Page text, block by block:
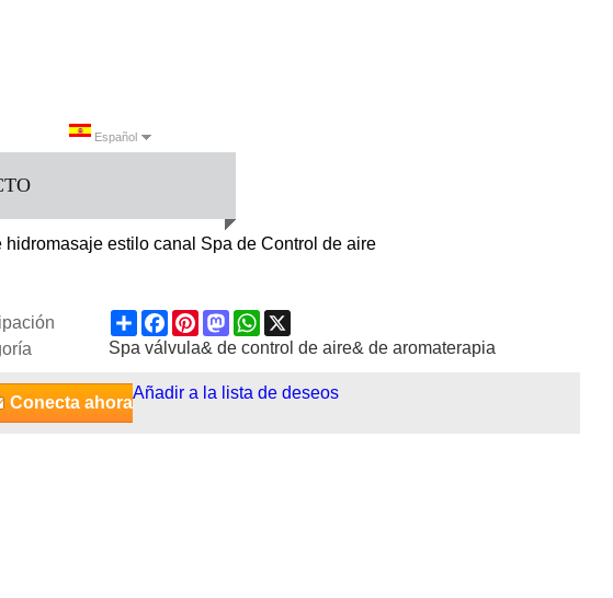
Español
hidromasaje estilo canal Spa de Control de aire
ShareFacebook
PinterestMastodonWhatsApp
Spa válvula& de control de aire& de aromaterapia
Conecta ahora
Añadir a la lista de deseos